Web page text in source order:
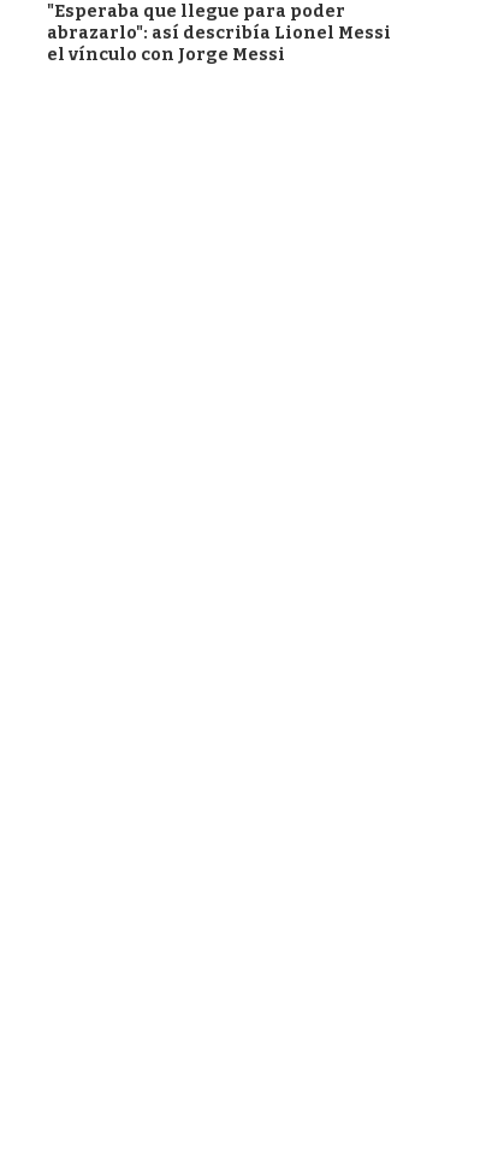
"Esperaba que llegue para poder
abrazarlo": así describía Lionel Messi
el vínculo con Jorge Messi